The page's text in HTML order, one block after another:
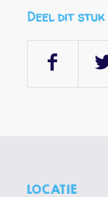
Deel dit stuk
LOCATIE